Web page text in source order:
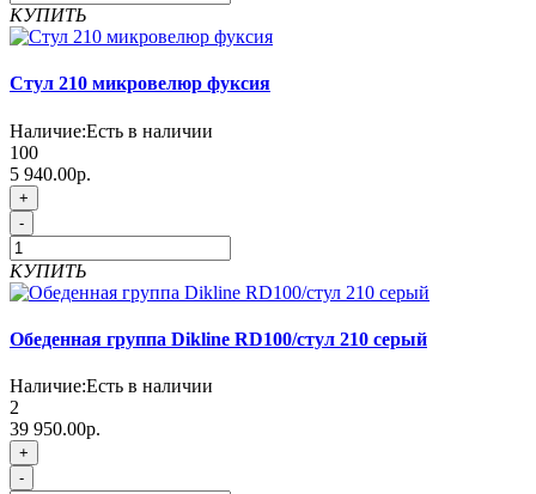
КУПИТЬ
Стул 210 микровелюр фуксия
Наличие:Есть в наличии
100
5 940.00р.
+
-
КУПИТЬ
Обеденная группа Dikline RD100/стул 210 серый
Наличие:Есть в наличии
2
39 950.00р.
+
-